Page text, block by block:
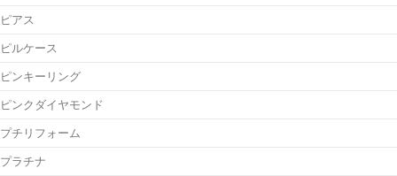
ピアス
ピルケース
ピンキーリング
ピンクダイヤモンド
プチリフォーム
プラチナ